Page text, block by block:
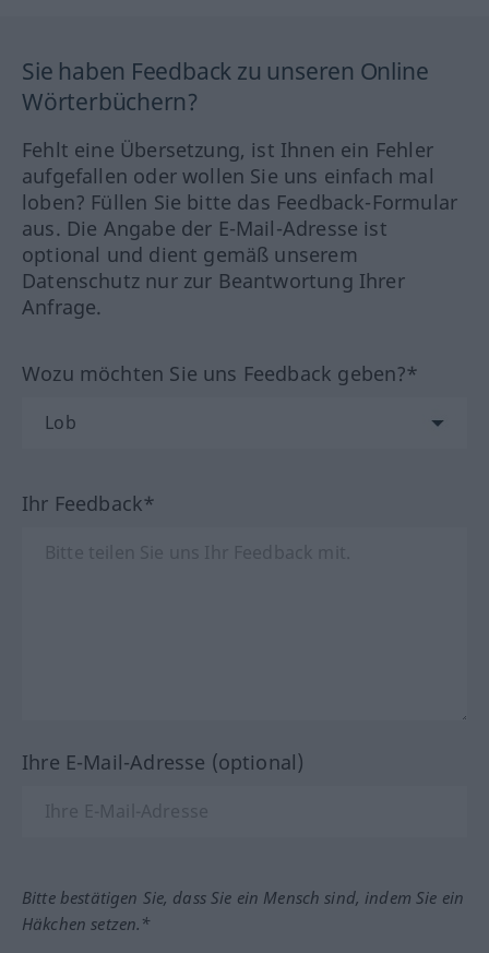
Sie haben Feedback zu unseren Online
Wörterbüchern?
Fehlt eine Übersetzung, ist Ihnen ein Fehler
aufgefallen oder wollen Sie uns einfach mal
loben? Füllen Sie bitte das Feedback-Formular
aus. Die Angabe der E-Mail-Adresse ist
optional und dient gemäß unserem
Datenschutz nur zur Beantwortung Ihrer
Anfrage.
Wozu möchten Sie uns Feedback geben?*
Ihr Feedback*
Ihre E-Mail-Adresse (optional)
Bitte bestätigen Sie, dass Sie ein Mensch sind, indem Sie ein
Häkchen setzen.*